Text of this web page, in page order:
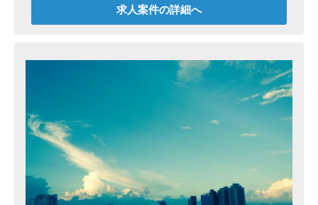
【お任せする業務】
・月次決算書の作成 （日本版、ベトナム版）
・営業の分析資料、新ビジネス立ち上げの試算表
求人案件の詳細へ